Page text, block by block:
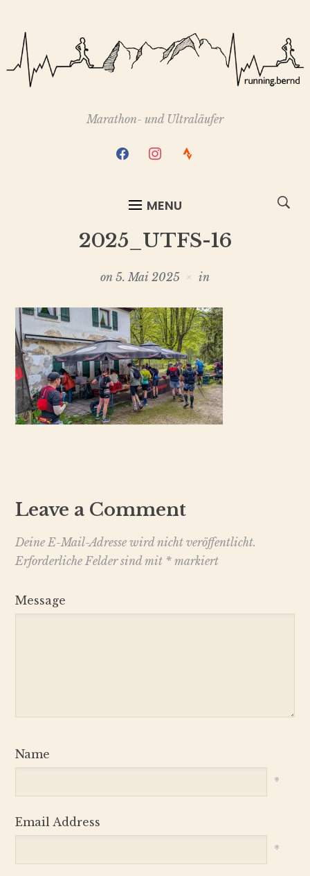
Marathon- und Ultraläufer
facebookinstagram
strava
MENU
2025_UTFS-16
on 5. Mai 2025 in
Leave a Comment
Deine E-Mail-Adresse wird nicht veröffentlicht.
Erforderliche Felder sind mit *markiert
Message
Name
*
Email Address
*